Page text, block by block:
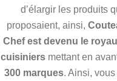
d’élargir les produits
proposaient, ainsi,
Chef est devenu le
cuisiniers mettant en
300 marques. Ainsi,